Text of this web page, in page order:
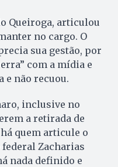
Queiroga, articulou
no cargo. O
sua gestão, por
com a mídia e
e não recuou.
inclusive no
a retirada de
quem articule o
Zacharias
nada definido e